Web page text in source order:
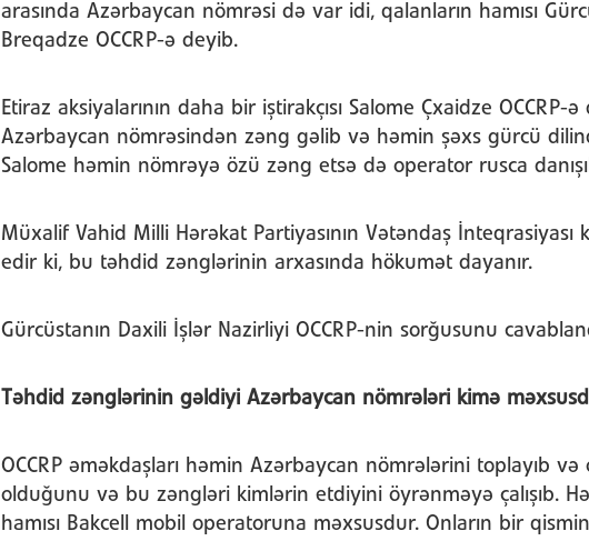
arasında Azərbaycan nömrəsi də var idi, qalanların hamısı
Breqadze OCCRP-ə deyib.
Etiraz aksiyalarının daha bir iştirakçısı Salome Çxaidze OCCRP-
Azərbaycan nömrəsindən zəng gəlib və həmin şəxs gürcü
Salome həmin nömrəyə özü zəng etsə də operator rusca
Müxalif Vahid Milli Hərəkat Partiyasının Vətəndaş İnteqrasiyası
edir ki, bu təhdid zənglərinin arxasında hökumət dayanır.
Gürcüstanın Daxili İşlər Nazirliyi OCCRP-nin sorğusunu
Təhdid zənglərinin gəldiyi Azərbaycan nömrələri kimə
OCCRP əməkdaşları həmin Azərbaycan nömrələrini toplayıb və
olduğunu və bu zəngləri kimlərin etdiyini öyrənməyə çalışıb.
hamısı Bakcell mobil operatoruna məxsusdur. Onların bir